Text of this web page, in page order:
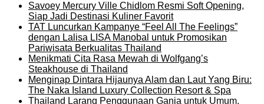
Savoey Mercury Ville Chidlom Resmi Soft Opening,
Siap Jadi Destinasi Kuliner Favorit
TAT Luncurkan Kampanye “Feel All The Feelings”
dengan Lalisa LISA Manobal untuk Promosikan
Pariwisata Berkualitas Thailand
Menikmati Cita Rasa Mewah di Wolfgang’s
Steakhouse di Thailand
Menginap Dintara Hijaunya Alam dan Laut Yang Biru:
The Naka Island Luxury Collection Resort & Spa
Thailand Larang Penggunaan Ganja untuk Umum,